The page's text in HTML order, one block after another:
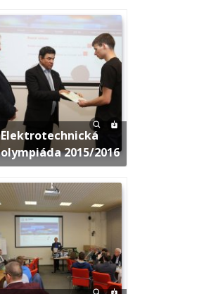
Elektrotechnická
olympiáda 2015/2016